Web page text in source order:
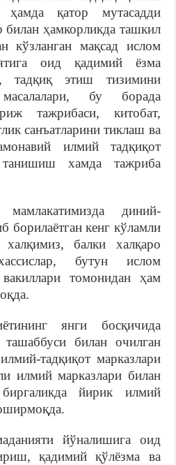
қатор мутасадди
билан ҳамкорликда ташкил
кўзланган мақсад ислом
оид қадимий ёзма
тадқиқ этиш тизимини
бу борада
тажрибаси, китобат,
санъатларини тиклаш ва
илмий тадқиқот
хамда тажриба
диний-
борилаётган кенг кўламли
халқимиз, балки халқаро
бутун ислом
томонидан ҳам
янги босқичида
ташаббуси билан очилган
тадқиқот марказлари
илмий марказлари билан
йирик илмий
йўналишига оид
қадимий қўлёзма ва